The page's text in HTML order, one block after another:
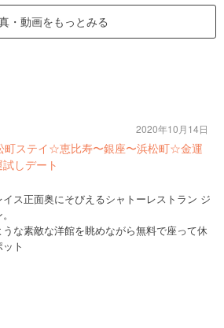
・動画をもっとみる
町ステイ☆恵比寿〜銀座〜浜松町☆金運
しデート
ス正面奥にそびえるシャトーレストラン ジ
な素敵な洋館を眺めながら無料で座って休
ト
2020年10月14日